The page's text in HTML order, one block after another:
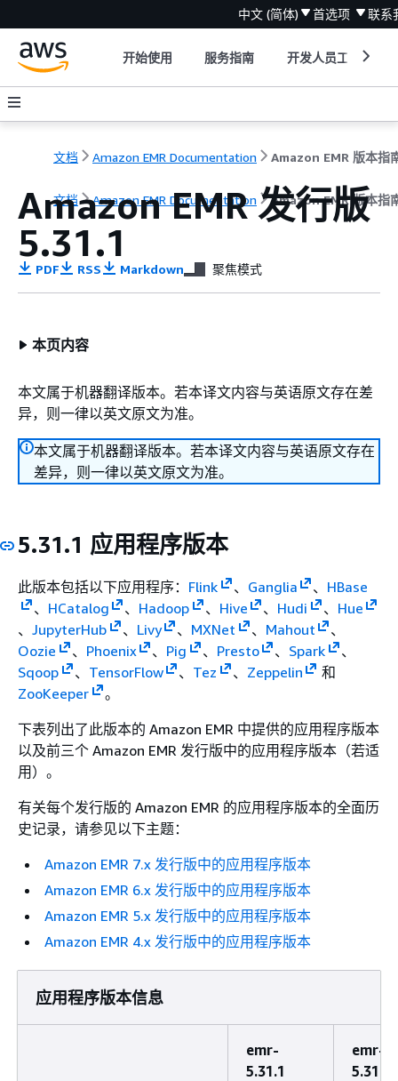
中文 (简体) 首选项 联系
开始使用 服务指南 开发人员工具
文档 Amazon EMR Documentation Amazon EMR 版本指
文档 Amazon EMR Documentation Amazon EMR 版本指
Amazon EMR 发行版
5.31.1
PDF RSS Markdown 聚焦模式
本页内容
本文属于机器翻译版本。若本译文内容与英语原文存在差
异，则一律以英文原文为准。
本文属于机器翻译版本。若本译文内容与英语原文存在
差异，则一律以英文原文为准。
5.31.1 应用程序版本
此版本包括以下应用程序： Flink 、 Ganglia 、 HBase
、 HCatalog 、 Hadoop 、 Hive 、 Hudi 、 Hue
、 JupyterHub 、 Livy 、 MXNet 、 Mahout
、
Oozie
、 Phoenix 、 Pig 、 Presto 、 Spark
、
Sqoop
、 TensorFlow 、 Tez 、 Zeppelin
和
ZooKeeper
。
下表列出了此版本的 Amazon EMR 中提供的应用程序版本
以及前三个 Amazon EMR 发行版中的应用程序版本（若适
用）。
有关每个发行版的 Amazon EMR 的应用程序版本的全面历
史记录，请参见以下主题：
Amazon EMR 7.x 发行版中的应用程序版本
Amazon EMR 6.x 发行版中的应用程序版本
Amazon EMR 5.x 发行版中的应用程序版本
Amazon EMR 4.x 发行版中的应用程序版本
应用程序版本信息
emr-
5.31.1
emr-
5.31.0